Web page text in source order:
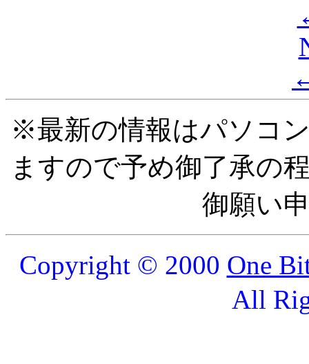
※最新の情報はパソコ
ますので予め御了承の
御願い
Copyright © 2000 One
All